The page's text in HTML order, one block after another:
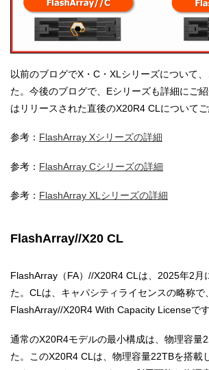
以前のブログでX・C・XLシリーズについて
た。今後のブログで、Eシリーズも詳細にご
はリリースされた直後のX20R4 CLについてご
参考： FlashArray Xシリーズの詳細
参考： FlashArray Cシリーズの詳細
参考： FlashArray XLシリーズの詳細
FlashArray//X20 CL
FlashArray（FA）//X20R4 CLは、2025年2月
た。CLは、キャパシティライセンスの略称で
FlashArray//X20R4 With Capacity Licenseです
通常のX20R4モデルの最小構成は、物理容量
た。このX20R4 CLは、物理容量22TBを搭載